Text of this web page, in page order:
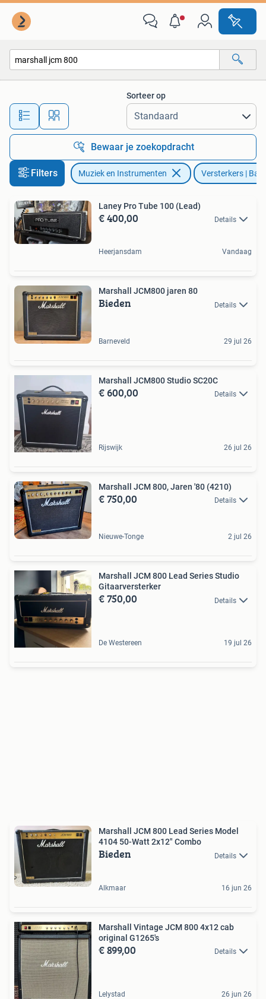
Alle afstanden…
Sorteer op
Bewaar je zoekopdracht
Filters Muziek en Instrumenten Versterkers | Bas
Laney Pro Tube 100 (Lead)
€ 400,00 Details
Heerjansdam Vandaag
Marshall JCM800 jaren 80
Bieden Details
Barneveld 29 jul 26
Marshall JCM800 Studio SC20C
€ 600,00 Details
Rijswijk 26 jul 26
Marshall JCM 800, Jaren '80 (4210)
€ 750,00 Details
Nieuwe-Tonge 2 jul 26
Marshall JCM 800 Lead Series Studio
Gitaarversterker
€ 750,00 Details
De Westereen 19 jul 26
Marshall JCM 800 Lead Series Model
4104 50-Watt 2x12" Combo
Bieden Details
Alkmaar 16 jun 26
Marshall Vintage JCM 800 4x12 cab
original G1265's
€ 899,00 Details
Lelystad 26 jun 26